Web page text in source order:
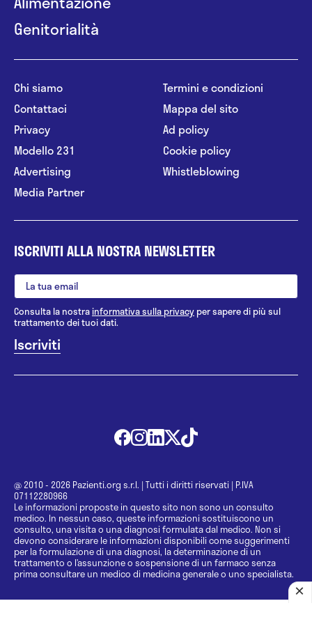
Genitorialità
Chi siamo
Contattaci
Privacy
Modello 231
Advertising
Media Partner
Termini e condizioni
Mappa del sito
Ad policy
Cookie policy
Whistleblowing
ISCRIVITI ALLA NOSTRA NEWSLETTER
Consulta la nostrainformativa sulla privacy per sapere di più sul
trattamento dei tuoi dati.
@ 2010 - 2026 Pazienti.org s.r.l. | Tutti i diritti riservati | P.IVA
07112280966
Le informazioni proposte in questo sito non sono un consulto
medico. In nessun caso, queste informazioni sostituiscono un
consulto, una visita o una diagnosi formulata dal medico. Non si
devono considerare le informazioni disponibili come suggerimenti
per la formulazione di una diagnosi, la determinazione di un
trattamento o l’assunzione o sospensione di un farmaco senza
prima consultare un medico di medicina generale o uno specialista.